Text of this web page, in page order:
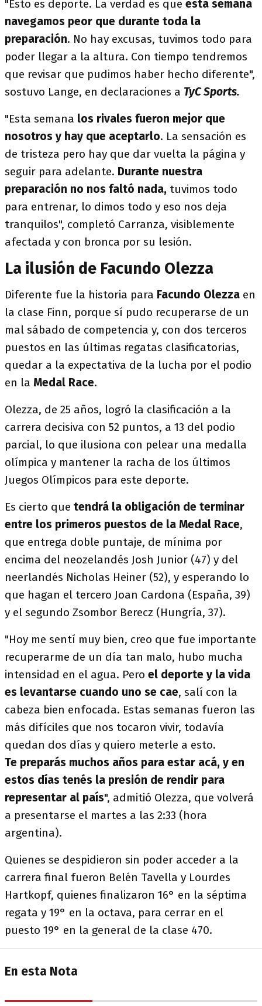
"Esto es deporte. La verdad es que esta semana
navegamos peor que durante toda la
preparación. No hay excusas, tuvimos todo para
poder llegar a la altura. Con tiempo tendremos
que revisar que pudimos haber hecho diferente",
sostuvo Lange, en declaraciones a TyC Sports.
"Esta semana los rivales fueron mejor que
nosotros y hay que aceptarlo. La sensación es
de tristeza pero hay que dar vuelta la página y
seguir para adelante. Durante nuestra
preparación no nos faltó nada, tuvimos todo
para entrenar, lo dimos todo y eso nos deja
tranquilos", completó Carranza, visiblemente
afectada y con bronca por su lesión.
La ilusión de Facundo Olezza
Diferente fue la historia para Facundo Olezza en
la clase Finn, porque sí pudo recuperarse de un
mal sábado de competencia y, con dos terceros
puestos en las últimas regatas clasificatorias,
quedar a la expectativa de la lucha por el podio
en la Medal Race.
Olezza, de 25 años, logró la clasificación a la
carrera decisiva con 52 puntos, a 13 del podio
parcial, lo que ilusiona con pelear una medalla
olímpica y mantener la racha de los últimos
Juegos Olímpicos para este deporte.
Es cierto que tendrá la obligación de terminar
entre los primeros puestos de la Medal Race,
que entrega doble puntaje, de mínima por
encima del neozelandés Josh Junior (47) y del
neerlandés Nicholas Heiner (52), y esperando lo
que hagan el tercero Joan Cardona (España, 39)
y el segundo Zsombor Berecz (Hungría, 37).
"Hoy me sentí muy bien, creo que fue importante
recuperarme de un día tan malo, hubo mucha
intensidad en el agua. Pero el deporte y la vida
es levantarse cuando uno se cae, salí con la
cabeza bien enfocada. Estas semanas fueron las
más difíciles que nos tocaron vivir, todavía
quedan dos días y quiero meterle a esto.
Te preparás muchos años para estar acá, y en
estos días tenés la presión de rendir para
representar al país", admitió Olezza, que volverá
a presentarse el martes a las 2:33 (hora
argentina).
Quienes se despidieron sin poder acceder a la
carrera final fueron Belén Tavella y Lourdes
Hartkopf, quienes finalizaron 16° en la séptima
regata y 19° en la octava, para cerrar en el
puesto 19° en la general de la clase 470.
En esta Nota